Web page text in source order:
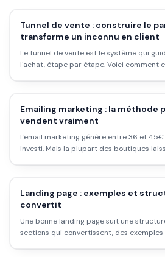
Tunnel de vente : construire le
transforme un inconnu en client
Le tunnel de vente est le système qui
l'achat, étape par étape. Voici comment
Emailing marketing : la méthode
vendent vraiment
L'email marketing génère entre 36 et
investi. Mais la plupart des boutiques
Landing page : exemples et
convertit
Une bonne landing page suit une
sections qui convertissent, des